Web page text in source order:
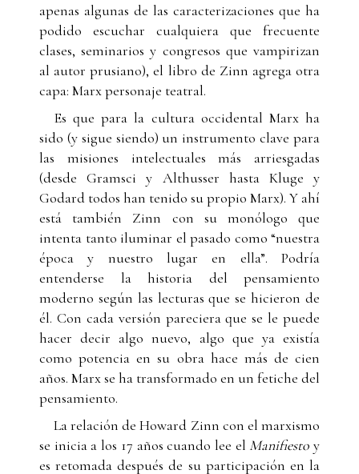
apenas algunas de las caracterizaciones que ha
podido escuchar cualquiera que frecuente
clases, seminarios y congresos que vampirizan
al autor prusiano), el libro de Zinn agrega otra
capa: Marx personaje teatral.
Es que para la cultura occidental Marx ha
sido (y sigue siendo) un instrumento clave para
las misiones intelectuales más arriesgadas
(desde Gramsci y Althusser hasta Kluge y
Godard todos han tenido su propio Marx). Y ahí
está también Zinn con su monólogo que
intenta tanto iluminar el pasado como “nuestra
época y nuestro lugar en ella”. Podría
entenderse la historia del pensamiento
moderno según las lecturas que se hicieron de
él. Con cada versión pareciera que se le puede
hacer decir algo nuevo, algo que ya existía
como potencia en su obra hace más de cien
años. Marx se ha transformado en un fetiche del
pensamiento.
La relación de Howard Zinn con el marxismo
se inicia a los 17 años cuando lee el Manifiestoy
es retomada después de su participación en la